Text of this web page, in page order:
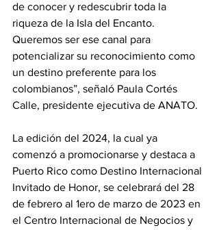
de conocer y redescubrir toda la
riqueza de la Isla del Encanto.
Queremos ser ese canal para
potencializar su reconocimiento como
un destino preferente para los
colombianos”, señaló Paula Cortés
Calle, presidente ejecutiva de ANATO.
La edición del 2024, la cual ya
comenzó a promocionarse y destaca a
Puerto Rico como Destino Internacional
Invitado de Honor, se celebrará del 28
de febrero al 1ero de marzo de 2023 en
el Centro Internacional de Negocios y